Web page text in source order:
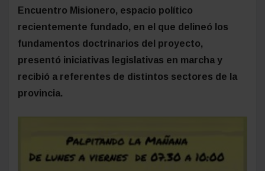
Encuentro Misionero, espacio político
recientemente fundado, en el que delineó los
fundamentos doctrinarios del proyecto,
presentó iniciativas legislativas en marcha y
recibió a referentes de distintos sectores de la
provincia.